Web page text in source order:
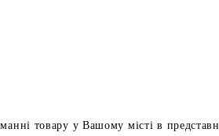
товару у Вашому місті в